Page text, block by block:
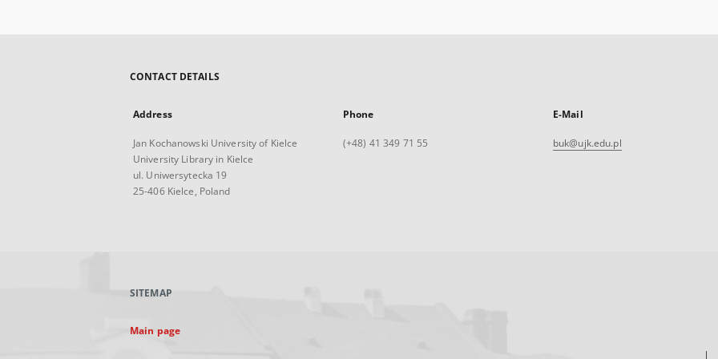
CONTACT DETAILS
Address
Jan Kochanowski University of Kielce
University Library in Kielce
ul. Uniwersytecka 19
25-406 Kielce, Poland
Phone
(+48) 41 349 71 55
E-Mail
buk@ujk.edu.pl
SITEMAP
Main page